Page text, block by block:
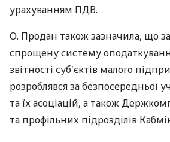
урахуванням ПДВ.
О. Продан також зазначила, що
спрощену систему
звітності суб'єктів малого
розроблявся за безпосередньої
та їх асоціацій, а також
та профільних підрозділів